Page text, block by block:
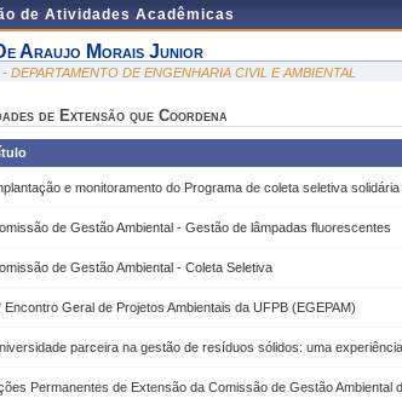
de Atividades Acadêmicas
Araujo Morais Junior
DEPARTAMENTO DE ENGENHARIA CIVIL E AMBIENTAL
de Extensão que Coordena
e monitoramento do Programa de coleta seletiva
de Gestão Ambiental - Gestão de lâmpadas fluorescentes
de Gestão Ambiental - Coleta Seletiva
Encontro Geral de Projetos Ambientais da UFPB (EGEPAM)
parceira na gestão de resíduos sólidos: uma
Permanentes de Extensão da Comissão de Gestão Ambiental